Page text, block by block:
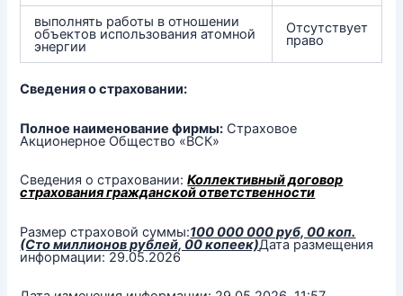
выполнять работы в отношении
объектов использования атомной
энергии
Отсутствует
право
Сведения о страховании:
Полное наименование фирмы: Страховое
Акционерное Общество «ВСК»
Сведения о страховании:Коллективный договор
страхования гражданской ответственности
Размер страховой суммы:100 000 000 руб, 00 коп.
(Сто миллионов рублей, 00 копеек)Дата размещения
информации: 29.05.2026